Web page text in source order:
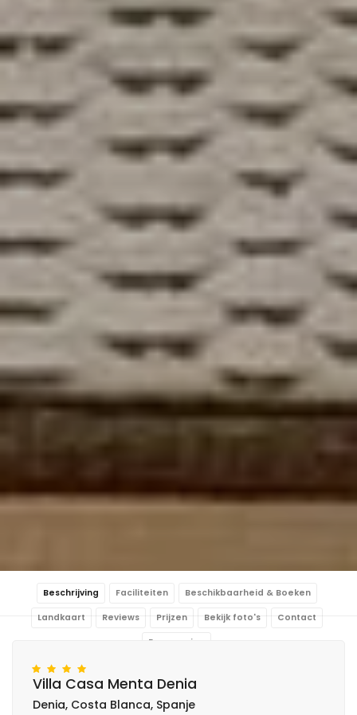
Beschrijving Faciliteiten Beschikbaarheid & Boeken
Landkaart Reviews Prijzen Bekijk foto's Contact
Reservering
Villa Casa Menta Denia
Denia, Costa Blanca, Spanje